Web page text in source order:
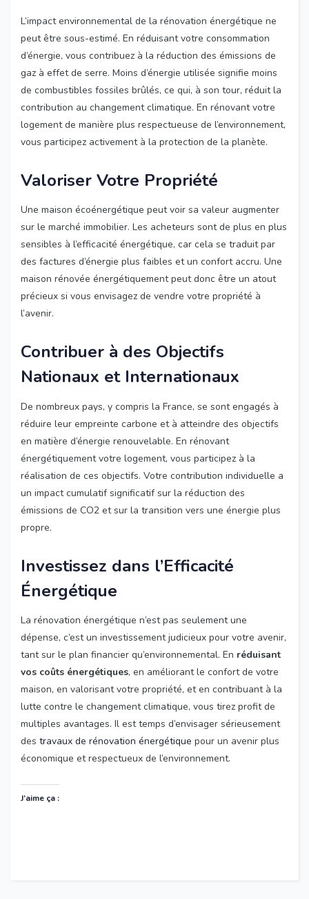
L’impact environnemental de la rénovation énergétique ne
peut être sous-estimé. En réduisant votre consommation
d’énergie, vous contribuez à la réduction des émissions de
gaz à effet de serre. Moins d’énergie utilisée signifie moins
de combustibles fossiles brûlés, ce qui, à son tour, réduit la
contribution au changement climatique. En rénovant votre
logement de manière plus respectueuse de l’environnement,
vous participez activement à la protection de la planète.
Valoriser Votre Propriété
Une maison écoénergétique peut voir sa valeur augmenter
sur le marché immobilier. Les acheteurs sont de plus en plus
sensibles à l’efficacité énergétique, car cela se traduit par
des factures d’énergie plus faibles et un confort accru. Une
maison rénovée énergétiquement peut donc être un atout
précieux si vous envisagez de vendre votre propriété à
l’avenir.
Contribuer à des Objectifs
Nationaux et Internationaux
De nombreux pays, y compris la France, se sont engagés à
réduire leur empreinte carbone et à atteindre des objectifs
en matière d’énergie renouvelable. En rénovant
énergétiquement votre logement, vous participez à la
réalisation de ces objectifs. Votre contribution individuelle a
un impact cumulatif significatif sur la réduction des
émissions de CO2 et sur la transition vers une énergie plus
propre.
Investissez dans l’Efficacité
Énergétique
La rénovation énergétique n’est pas seulement une
dépense, c’est un investissement judicieux pour votre avenir,
tant sur le plan financier qu’environnemental. En réduisant
vos coûts énergétiques, en améliorant le confort de votre
maison, en valorisant votre propriété, et en contribuant à la
lutte contre le changement climatique, vous tirez profit de
multiples avantages. Il est temps d’envisager sérieusement
des travaux de rénovation énergétique pour un avenir plus
économique et respectueux de l’environnement.
J’aime ça :